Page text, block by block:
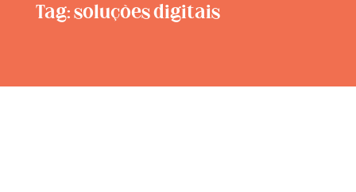
Tag: soluções digitais